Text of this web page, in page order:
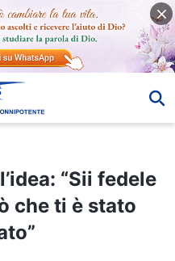
“Sii fedele
che ti è stato